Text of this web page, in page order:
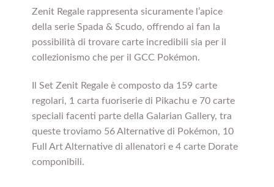
Zenit Regale rappresenta sicuramente l’apice
della serie Spada & Scudo, offrendo ai fan la
possibilità di trovare carte incredibili sia per il
collezionismo che per il GCC Pokémon.
Il Set Zenit Regale è composto da 159 carte
regolari, 1 carta fuoriserie di Pikachu e 70 carte
speciali facenti parte della Galarian Gallery, tra
queste troviamo 56 Alternative di Pokémon, 10
Full Art Alternative di allenatori e 4 carte Dorate
componibili.